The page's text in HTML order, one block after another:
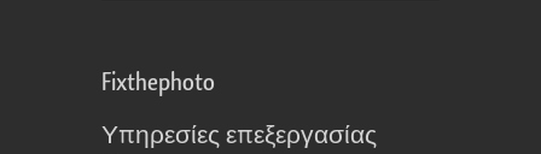
Fixthephoto
Υπηρεσίες επεξεργασίας